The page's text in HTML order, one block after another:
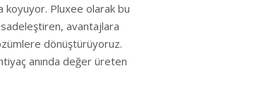
koyuyor. Pluxee olarak bu
avantajlara
dönüştürüyoruz.
anında değer üreten